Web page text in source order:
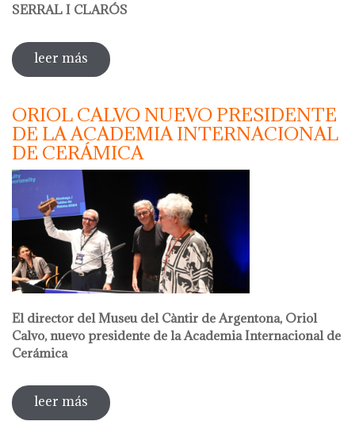
SERRAL I CLARÓS
leer más sobre taller de papel reciclado a cargo de
olga serral
ORIOL CALVO NUEVO PRESIDENTE
DE LA ACADEMIA INTERNACIONAL
DE CERÁMICA
El director del Museu del Càntir de Argentona, Oriol
Calvo, nuevo presidente de la Academia Internacional de
Cerámica
leer más sobre oriol calvo nuevo presidente de la
academia internacional de cerámica